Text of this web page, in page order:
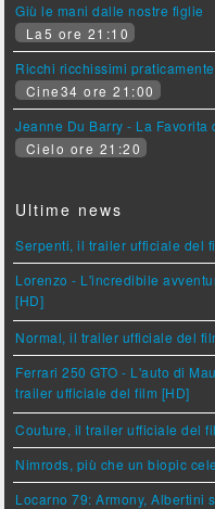
Giù le mani dalle nostre figlie
La5 ore 21:10
Ricchi ricchissimi
Cine34 ore 21:00
Jeanne Du Barry - La Favorita
Cielo ore 21:20
Ultime news
Serpenti, il trailer ufficiale del
Lorenzo - L'incredibile
[HD]
Normal, il trailer ufficiale del
Ferrari 250 GTO - L'auto di
trailer ufficiale del film [HD]
Couture, il trailer ufficiale del
Nimrods, più che un biopic
Locarno 79: Armony, Albertini